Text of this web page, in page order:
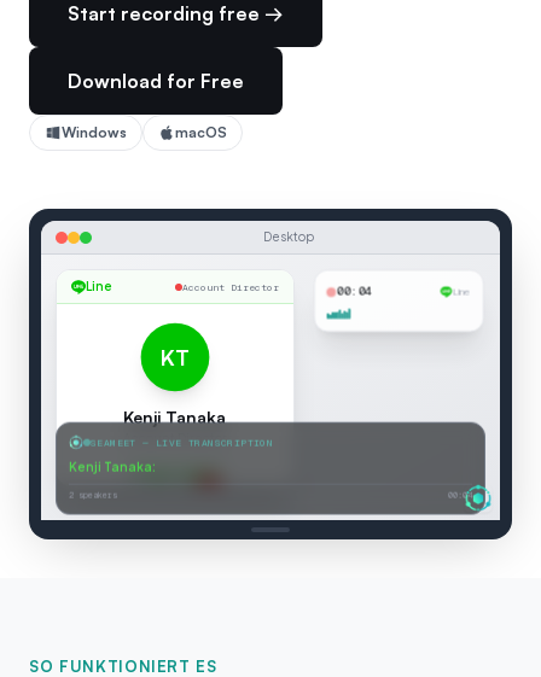
Start recording free →
Download for Free
Windows macOS
Desktop
Line Account Director
KT
Kenji Tanaka
Account Director
Connected
00:04 Line
00:04
SO FUNKTIONIERT ES